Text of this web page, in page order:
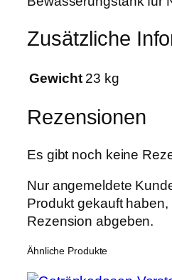
Zusätzliche
Gewicht 23 kg
Rezensionen
Es gibt noch keine
Nur angemeldete
Produkt gekauft haben,
Rezension abgeben.
Ähnliche Produkte